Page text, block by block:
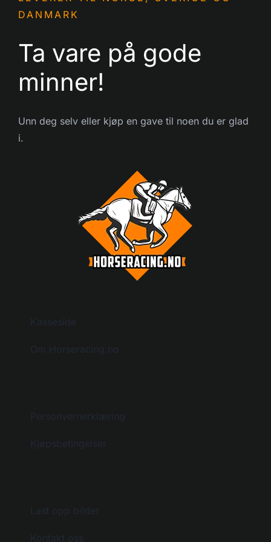
DANMARK
Ta vare på gode
minner!
Unn deg selv eller kjøp en gave til noen du er glad
i.
Kasseside
Om Horseracing.no
Personvernerklæring
Kjøpsbetingelser
Last opp bilder
Kontakt oss